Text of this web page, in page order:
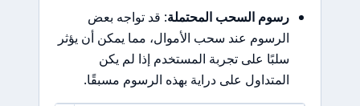
رسوم السحب المحتملة: قد تواجه بعض
الرسوم عند سحب الأموال، مما يمكن أن يؤثر
سلبًا على تجربة المستخدم إذا لم يكن
المتداول على دراية بهذه الرسوم مسبقًا.